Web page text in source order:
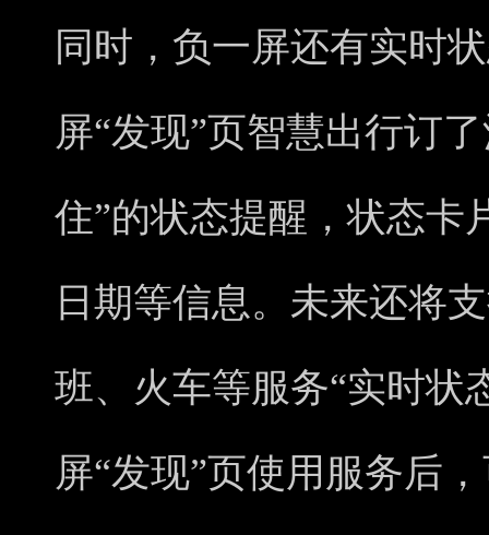
同时，负一屏还有实时
屏“发现”页智慧出行订
住”的状态提醒，状态卡
日期等信息。未来还将
班、火车等服务“实时状
屏“发现”页使用服务后